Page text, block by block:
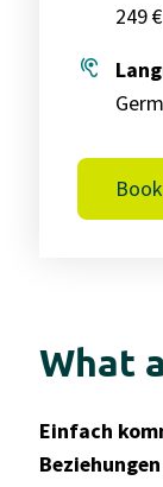
What
Einfach
249 €
hearing